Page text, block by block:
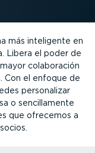
más inteligente en
Libera el poder de
colabo­ración
Con el enfoque de
perso­na­lizar
o senci­lla­mente
que ofrecemos a